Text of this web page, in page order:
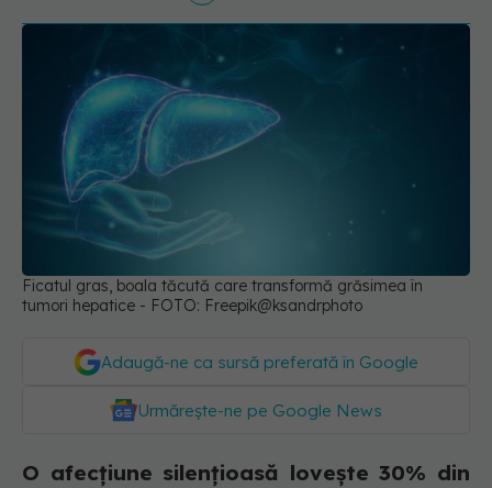
Ficatul gras, boala tăcută care transformă grăsimea în
tumori hepatice - FOTO: Freepik@ksandrphoto
Adaugă-ne ca sursă preferată în Google
Urmărește-ne pe Google News
O afecțiune silențioasă lovește 30% din